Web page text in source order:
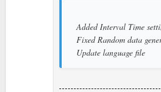
Added Interval Time
Fixed Random data
Update language file